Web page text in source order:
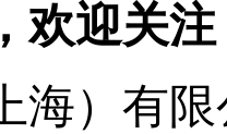
欢迎关注
海）有